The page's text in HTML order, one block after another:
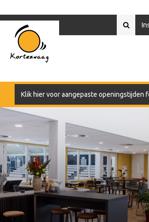
Klik hier voor aangepaste openingstijden